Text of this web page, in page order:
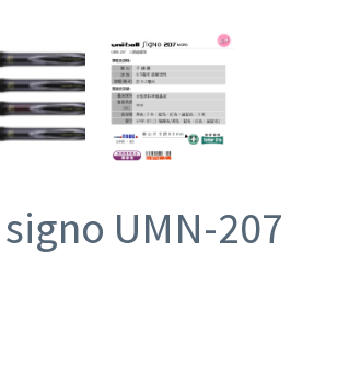
UMN-207